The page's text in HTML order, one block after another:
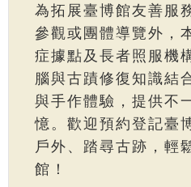
為拓展臺博館友善服
參觀或團體導覽外，
症據點及長者照服機
腦與古蹟修復知識結
與手作體驗，提供不
憶。歡迎預約登記臺
戶外、踏尋古跡，輕
館！